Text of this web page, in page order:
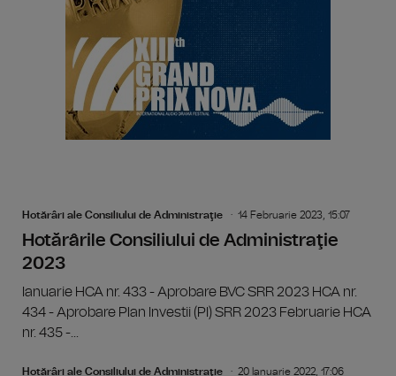
Hotărâri ale Consiliului de Administraţie 14 Februarie 2023, 15:07
Hotărârile Consiliului de Administraţie
2023
Ianuarie HCA nr. 433 - Aprobare BVC SRR 2023 HCA nr.
434 - Aprobare Plan Investii (PI) SRR 2023 Februarie HCA
nr. 435 -...
Hotărâri ale Consiliului de Administraţie 20 Ianuarie 2022, 17:06